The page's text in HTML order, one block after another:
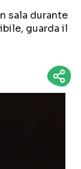
sala durante
guarda il